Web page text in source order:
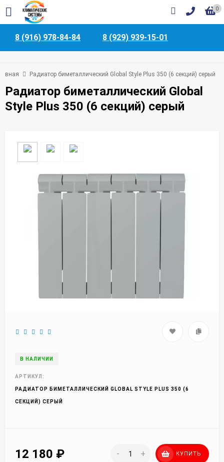
0
8 (916) 978-84-84 8 (929) 939-15-01
Радиатор биметаллический Global Style Plus 350 (6 секций) серый
Радиатор биметаллический Global
Style Plus 350 (6 секций) серый
В НАЛИЧИИ
АРТИКУЛ:
РАДИАТОР БИМЕТАЛЛИЧЕСКИЙ GLOBAL STYLE PLUS 350 (6
СЕКЦИЙ) СЕРЫЙ
12 180 ₽ - + КУПИТЬ